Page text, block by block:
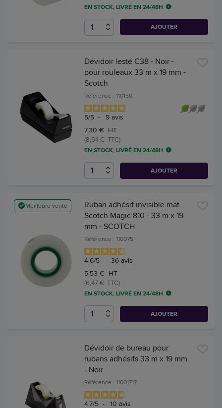
EN STOCK, LIVRÉ EN 24/48H
AJOUTER
Dévidoir lesté C38 - Noir -
pour rouleaux 33 m x 19 mm -
Scotch
Référence : 110150
5/5 - 9 avis
7,30 € HT
(8,54 € TTC)
EN STOCK, LIVRÉ EN 24/48H
AJOUTER
Meilleure vente
Ruban adhésif invisible mat
Scotch Magic 810 - 33 m x 19
mm - SCOTCH
Référence : 110075
4.6/5 - 36 avis
5,53 € HT
(6,47 € TTC)
EN STOCK, LIVRÉ EN 24/48H
AJOUTER
Dévidoir de bureau pour
rubans adhésifs 33 m x 19 mm
- Noir
Référence : 11001717
4.7/5 - 10 avis